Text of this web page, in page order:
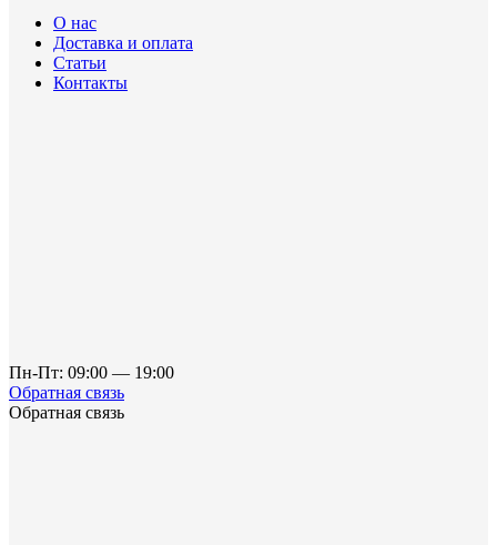
О нас
Доставка и оплата
Статьи
Контакты
Пн-Пт: 09:00 — 19:00
Обратная связь
Обратная связь